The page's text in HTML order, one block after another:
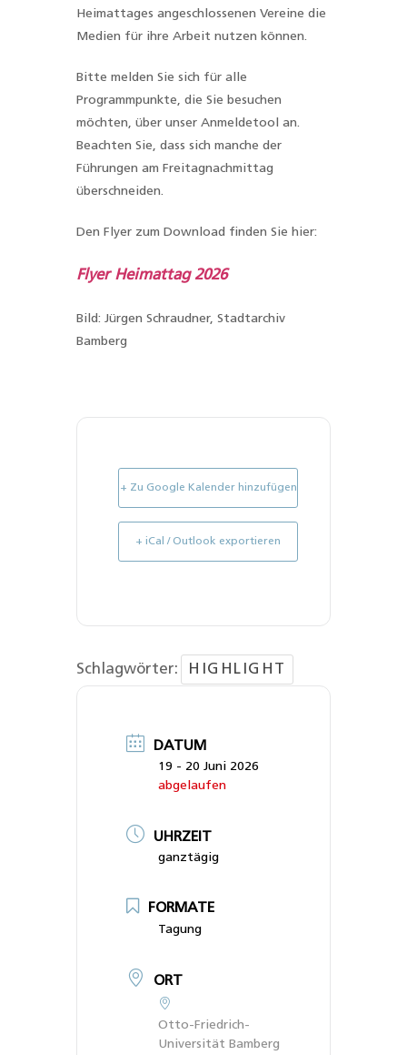
Heimattages angeschlossenen Vereine die
Medien für ihre Arbeit nutzen können.
Bitte melden Sie sich für alle
Programmpunkte, die Sie besuchen
möchten, über unser Anmeldetool an.
Beachten Sie, dass sich manche der
Führungen am Freitagnachmittag
überschneiden.
Den Flyer zum Download finden Sie hier:
Flyer Heimattag 2026
Bild: Jürgen Schraudner, Stadtarchiv
Bamberg
+ Zu Google Kalender hinzufügen
+ iCal / Outlook exportieren
Schlagwörter: HIGHLIGHT
DATUM
19 - 20 Juni 2026
abgelaufen
UHRZEIT
ganztägig
FORMATE
Tagung
ORT
Otto-Friedrich-
Universität Bamberg